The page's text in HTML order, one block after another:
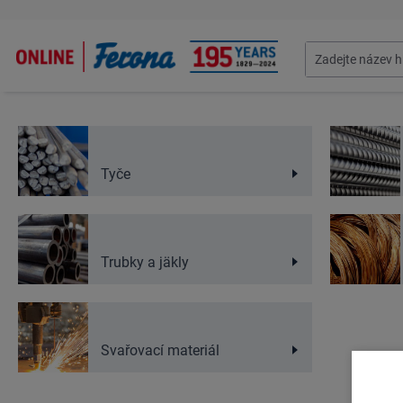
Tyče
Trubky a jäkly
Svařovací materiál